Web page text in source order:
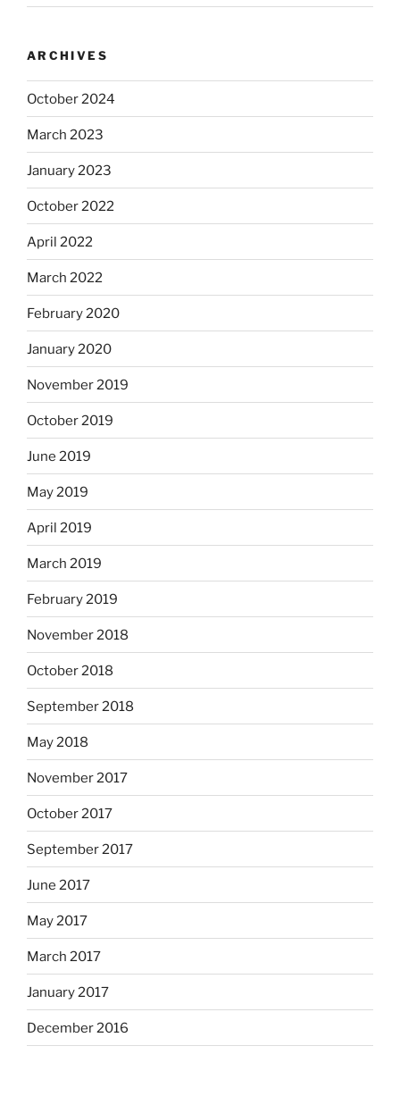
ARCHIVES
October 2024
March 2023
January 2023
October 2022
April 2022
March 2022
February 2020
January 2020
November 2019
October 2019
June 2019
May 2019
April 2019
March 2019
February 2019
November 2018
October 2018
September 2018
May 2018
November 2017
October 2017
September 2017
June 2017
May 2017
March 2017
January 2017
December 2016